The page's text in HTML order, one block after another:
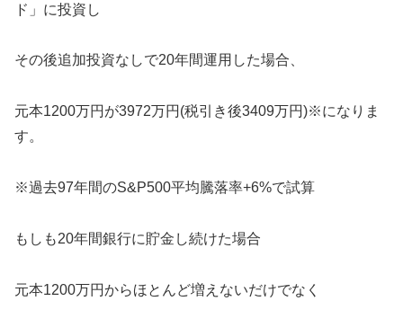
ド」に投資し
その後追加投資なしで20年間運用した場合、
元本1200万円が3972万円(税引き後3409万円)※になりま
す。
※過去97年間のS&P500平均騰落率+6%で試算
もしも20年間銀行に貯金し続けた場合
元本1200万円からほとんど増えないだけでなく